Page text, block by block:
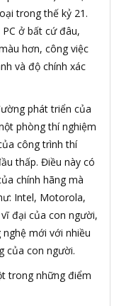
trong thế kỷ 21.
ở bất cứ đâu,
hơn, công việc
và độ chính xác
phát triển của
phòng thí nghiệm
công trình thí
thấp. Điều này có
chính hãng mà
Intel, Motorola,
đại của con người,
mới với nhiều
của con người.
trong những điểm